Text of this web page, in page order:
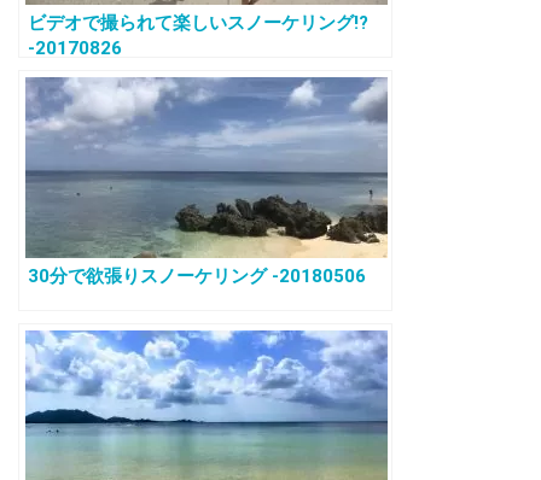
ビデオで撮られて楽しいスノーケリング!?
-20170826
30分で欲張りスノーケリング -20180506